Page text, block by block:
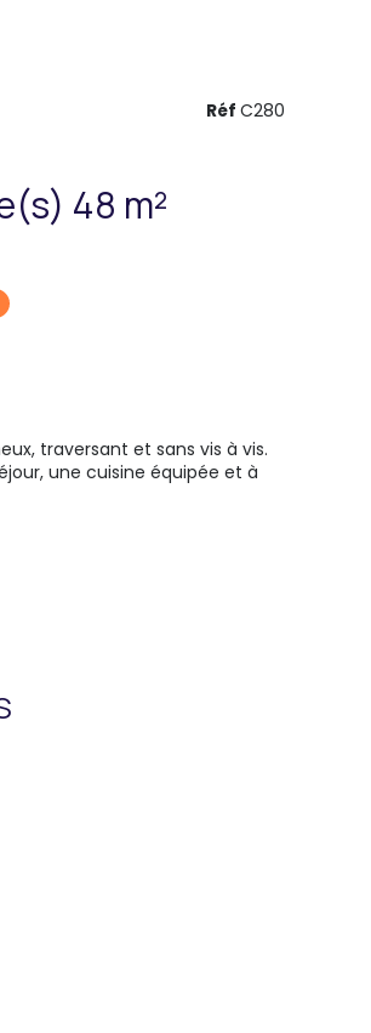
Appartement 2 pièce(s) 1 chambre(s) 48 m²
Réf C280
traversant et sans vis à vis.
une cuisine équipée et à